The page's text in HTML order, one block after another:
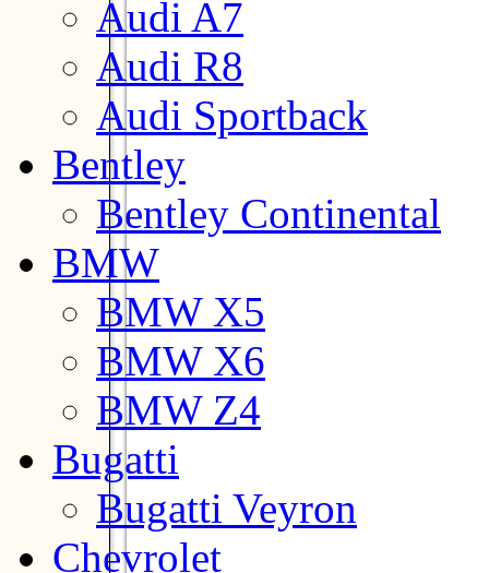
Audi A7
Audi R8
Audi Sportback
Bentley
Bentley Continental
BMW
BMW X5
BMW X6
BMW Z4
Bugatti
Bugatti Veyron
Chevrolet